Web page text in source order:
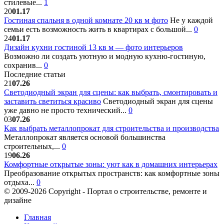
стилевые... 1
2001.17
Гостиная спальня в одной комнате 20 кв м фото Не у каждой
семьи есть возможность жить в квартирах с большой... 0
2401.17
Дизайн кухни гостиной 13 кв м — фото интерьеров
Возможно ли создать уютную и модную кухню-гостиную,
сохранив... 0
Последние статьи
2107.26
Светодиодный экран для сцены: как выбрать, смонтировать и
заставить светиться красиво Светодиодный экран для сцены
уже давно не просто технический... 0
0307.26
Как выбрать металлопрокат для строительства и производства
Металлопрокат является основой большинства
строительных,... 0
1906.26
Комфортные открытые зоны: уют как в домашних интерьерах
Преобразование открытых пространств: как комфортные зоны
отдыха... 0
© 2009-2026 Copyright - Портал о строительстве, ремонте и
дизайне
Главная